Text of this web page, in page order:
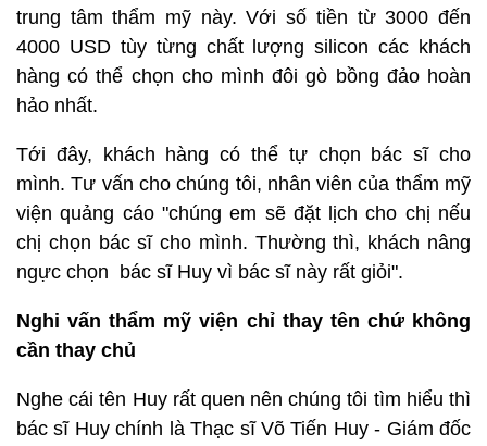
trung tâm thẩm mỹ này. Với số tiền từ 3000 đến
4000 USD tùy từng chất lượng silicon các khách
hàng có thể chọn cho mình đôi gò bồng đảo hoàn
hảo nhất.
Tới đây, khách hàng có thể tự chọn bác sĩ cho
mình. Tư vấn cho chúng tôi, nhân viên của thẩm mỹ
viện quảng cáo "chúng em sẽ đặt lịch cho chị nếu
chị chọn bác sĩ cho mình. Thường thì, khách nâng
ngực chọn bác sĩ Huy vì bác sĩ này rất giỏi".
Nghi vấn thẩm mỹ viện chỉ thay tên chứ không
cần thay chủ
Nghe cái tên Huy rất quen nên chúng tôi tìm hiểu thì
bác sĩ Huy chính là Thạc sĩ Võ Tiến Huy - Giám đốc